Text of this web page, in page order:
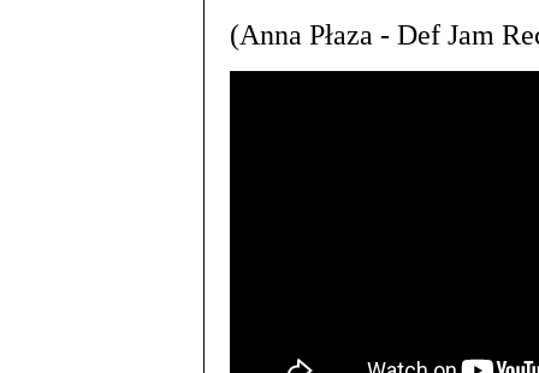
(Anna Płaza - Def Jam